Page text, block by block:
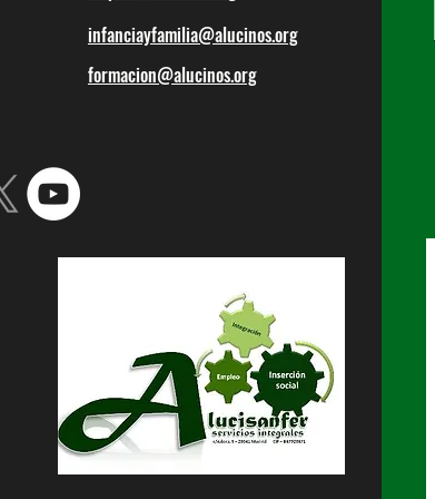
infanciayfamilia@alucinos.org
formacion@alucinos.org